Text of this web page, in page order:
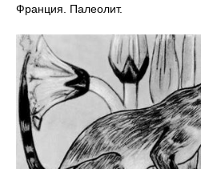
Франция. Палеолит.